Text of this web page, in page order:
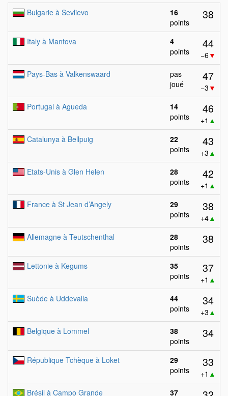
Bulgarie à Sevlievo
16
points
38
Italy à Mantova
4
points
44
−6▼
Pays-Bas à Valkenswaard
pas
joué
47
−3 ▼
Portugal à Agueda
14
points
46
+1 ▲
Catalunya à Bellpuig
22
points
43
+3 ▲
Etats-Unis à Glen Helen
28
points
42
+1 ▲
France à St Jean d’Angely
29
points
38
+4▲
Allemagne à Teutschenthal
28
points
38
Lettonie à Kegums
35
points
37
+1 ▲
Suède à Uddevalla
44
points
34
+3 ▲
Belgique à Lommel
38
points
34
République Tchèque à Loket
29
points
33
+1 ▲
Brésil à Campo Grande
37